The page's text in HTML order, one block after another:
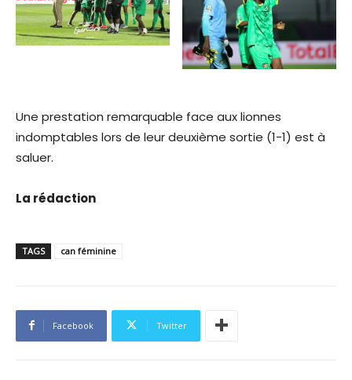
Une prestation remarquable face aux lionnes
indomptables lors de leur deuxième sortie (1-1) est à
saluer.
La rédaction
TAGS can féminine
Facebook Twitter